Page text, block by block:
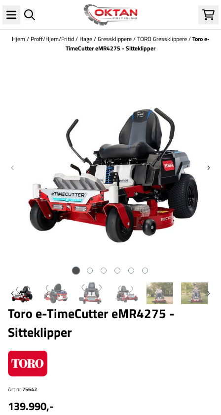
Hopp til innhold
Hjem/ Proff/Hjem/Fritid/ Hage/Gressklippere/TORO Gressklippere/Toro e-
TimeCutter eMR4275 - Sitteklipper
Toro e-TimeCutter eMR4275 -
Sitteklipper
Art.nr:75642
139.990,-